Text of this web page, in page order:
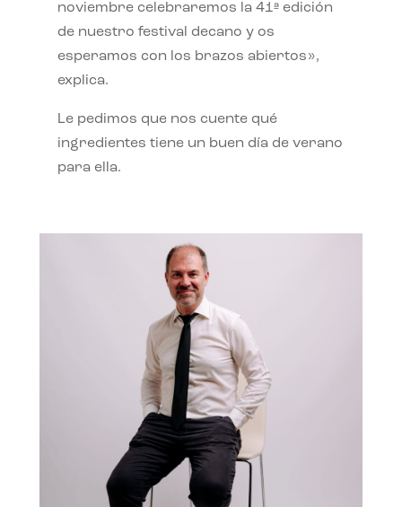
noviembre celebraremos la 41ª edición
de nuestro festival decano y os
esperamos con los brazos abiertos»,
explica.
Le pedimos que nos cuente qué
ingredientes tiene un buen día de verano
para ella.